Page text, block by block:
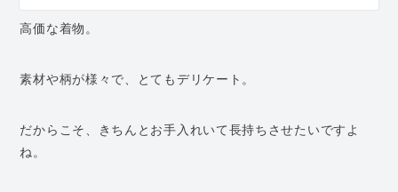
高価な着物。
素材や柄が様々で、とてもデリケート。
だからこそ、きちんとお手入れいて長持ちさせたいですよ
ね。